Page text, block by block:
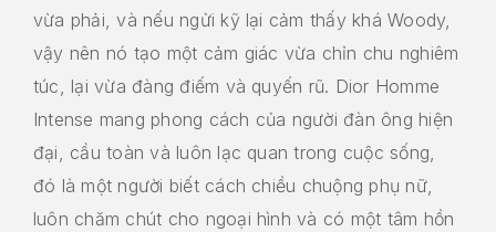
vừa phải, và nếu ngửi kỹ lại cảm thấy khá Woody,
vậy nên nó tạo một cảm giác vừa chỉn chu nghiêm
túc, lại vừa đàng điếm và quyến rũ. Dior Homme
Intense mang phong cách của người đàn ông hiện
đại, cầu toàn và luôn lạc quan trong cuộc sống,
đó là một người biết cách chiều chuộng phụ nữ,
luôn chăm chút cho ngoại hình và có một tâm hồn